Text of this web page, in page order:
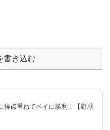
書き込む
得点重ねてベイに勝利！【野球